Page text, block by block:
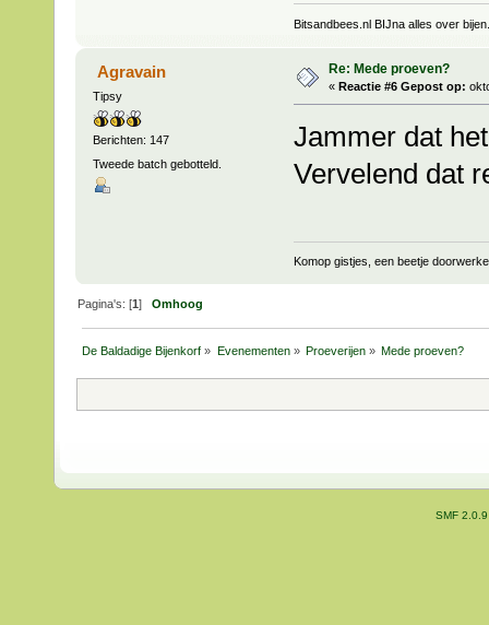
Bitsandbees.nl BIJna alles over bijen.
Agravain
Tipsy
Berichten: 147
Tweede batch gebotteld.
Re: Mede proeven?
« Reactie #6 Gepost op:
Jammer dat
Vervelend dat
Komop gistjes, een beetje
Pagina's: [1]Omhoog
De Baldadige Bijenkorf » Evenementen» Proeverijen» Mede proeven?
SMF 2.0.9